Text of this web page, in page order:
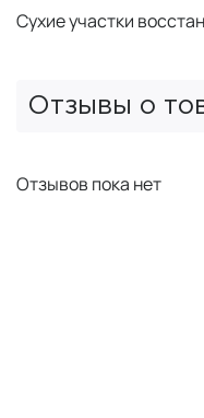
Сухие участки
Отзывы о
Отзывов пока нет